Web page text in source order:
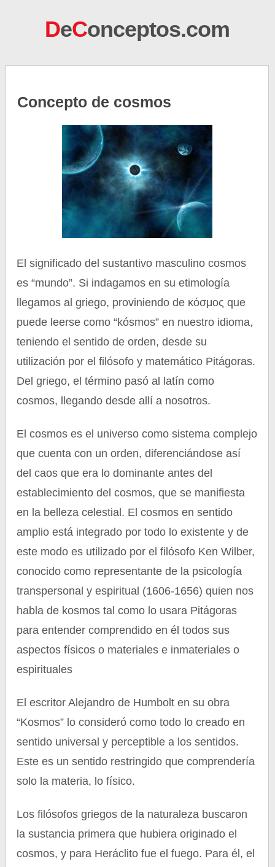
DeConceptos.com
Concepto de cosmos
El significado del sustantivo masculino cosmos
es “mundo”. Si indagamos en su etimología
llegamos al griego, proviniendo de κόσμος que
puede leerse como “kósmos” en nuestro idioma,
teniendo el sentido de orden, desde su
utilización por el filósofo y matemático Pitágoras.
Del griego, el término pasó al latín como
cosmos, llegando desde allí a nosotros.
El cosmos es el universo como sistema complejo
que cuenta con un orden, diferenciándose así
del caos que era lo dominante antes del
establecimiento del cosmos, que se manifiesta
en la belleza celestial. El cosmos en sentido
amplio está integrado por todo lo existente y de
este modo es utilizado por el filósofo Ken Wilber,
conocido como representante de la psicología
transpersonal y espiritual (1606-1656) quien nos
habla de kosmos tal como lo usara Pitágoras
para entender comprendido en él todos sus
aspectos físicos o materiales e inmateriales o
espirituales
El escritor Alejandro de Humbolt en su obra
“Kosmos” lo consideró como todo lo creado en
sentido universal y perceptible a los sentidos.
Este es un sentido restringido que comprendería
solo la materia, lo físico.
Los filósofos griegos de la naturaleza buscaron
la sustancia primera que hubiera originado el
cosmos, y para Heráclito fue el fuego. Para él, el